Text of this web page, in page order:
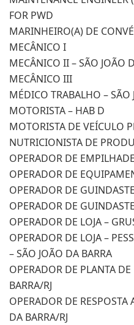
FOR PWD
MARINHEIRO(A) DE
MECÂNICO I
MECÂNICO II – SÃO JOÃO
MECÂNICO III
MÉDICO TRABALHO – SÃO
MOTORISTA – HAB D
MOTORISTA DE VEÍCULO
NUTRICIONISTA DE
OPERADOR DE
OPERADOR DE
OPERADOR DE GUINDASTE
OPERADOR DE
OPERADOR DE LOJA –
OPERADOR DE LOJA –
– SÃO JOÃO DA BARRA
OPERADOR DE PLANTA
BARRA/RJ
OPERADOR DE RESPOSTA
DA BARRA/RJ